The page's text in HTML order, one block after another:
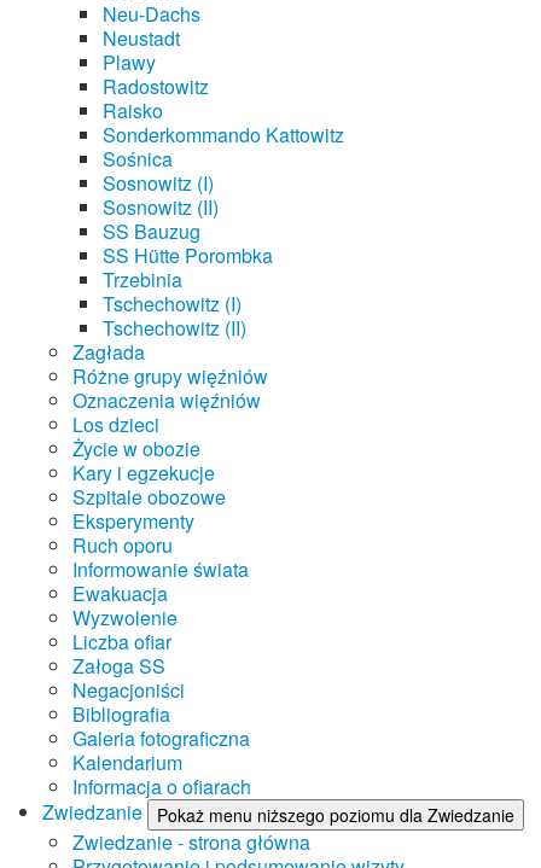
Neu-Dachs
Neustadt
Plawy
Radostowitz
Raisko
Sonderkommando Kattowitz
Sośnica
Sosnowitz (I)
Sosnowitz (II)
SS Bauzug
SS Hütte Porombka
Trzebinia
Tschechowitz (I)
Tschechowitz (II)
Zagłada
Różne grupy więźniów
Oznaczenia więźniów
Los dzieci
Życie w obozie
Kary i egzekucje
Szpitale obozowe
Eksperymenty
Ruch oporu
Informowanie świata
Ewakuacja
Wyzwolenie
Liczba ofiar
Załoga SS
Negacjoniści
Bibliografia
Galeria fotograficzna
Kalendarium
Informacja o ofiarach
Zwiedzanie
Pokaż menu niższego poziomu dla Zwiedzanie
Zwiedzanie - strona główna